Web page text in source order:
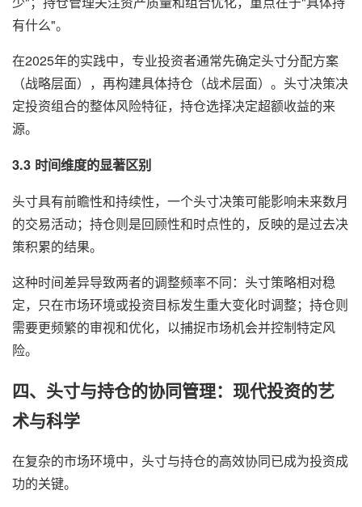
有什么"。
在2025年的实践中，专业投资者通常先确定头寸分配方案
（战略层面），再构建具体持仓（战术层面）。头寸决策决
定投资组合的整体风险特征，持仓选择决定超额收益的来
源。
3.3 时间维度的显著区别
头寸具有前瞻性和持续性，一个头寸决策可能影响未来数月
的交易活动；持仓则是回顾性和时点性的，反映的是过去决
策积累的结果。
这种时间差异导致两者的调整频率不同：头寸策略相对稳
定，只在市场环境或投资目标发生重大变化时调整；持仓则
需要更频繁的审视和优化，以捕捉市场机会并控制特定风
险。
四、头寸与持仓的协同管理：现代投资的艺
术与科学
在复杂的市场环境中，头寸与持仓的高效协同已成为投资成
功的关键。